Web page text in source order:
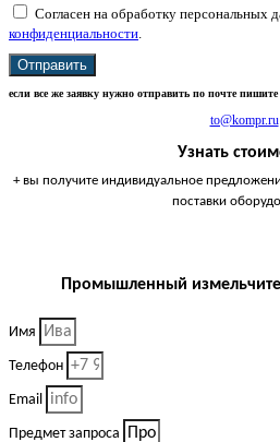
Согласен на обработку персональных
конфиденциальности.
Отправить
если все же заявку нужно отправить по почте
to@kompr.ru
Узнать
+ вы получите индивидуальное
поставки
Промышленный
Имя
Телефон
Email
Предмет запроса